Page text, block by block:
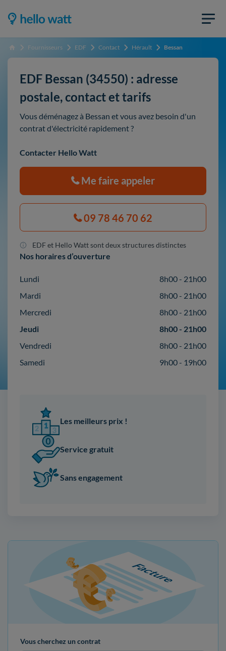
Accueil Fournisseurs EDF Contact Hérault Bessan
EDF Bessan (34550) : adresse
postale, contact et tarifs
Vous déménagez à Bessan et vous avez besoin d'un
contrat d'électricité rapidement ?
Contacter Hello Watt
Me faire appeler
09 78 46 70 62
EDF et Hello Watt sont deux structures distinctes
Nos horaires d’ouverture
Lundi
8h00 - 21h00
Mardi
8h00 - 21h00
Mercredi
8h00 - 21h00
Jeudi
8h00 - 21h00
Vendredi
8h00 - 21h00
Samedi
9h00 - 19h00
Les meilleurs prix !
Service gratuit
Sans engagement
Vous cherchez un contrat